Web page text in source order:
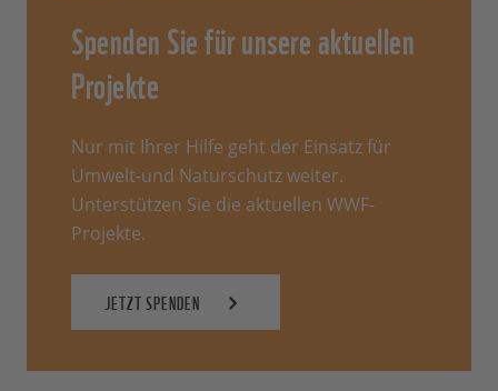
Spenden Sie für unsere aktuellen
Projekte
Nur mit Ihrer Hilfe geht der Einsatz für
Umwelt-und Naturschutz weiter.
Unterstützen Sie die aktuellen WWF-
Projekte.
JETZT SPENDEN